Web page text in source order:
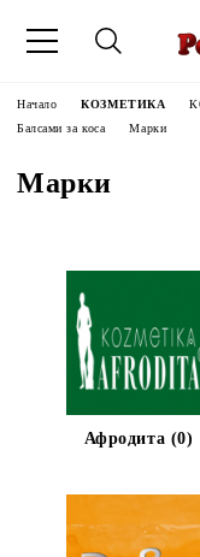
Начало КОЗМЕТИКА
Балсами за коса
Марки
Марки
Афродита (0)